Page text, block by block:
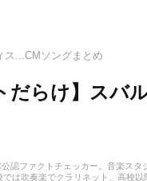
ス...CMソングまとめ
だらけ】スバ
認ファクトチェッカー。音楽ス
は吹奏楽でクラリネット、高校